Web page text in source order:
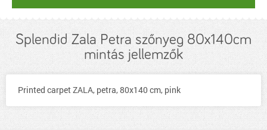
Splendid Zala Petra szőnyeg 80x140cm
mintás jellemzők
Printed carpet ZALA, petra, 80x140 cm, pink